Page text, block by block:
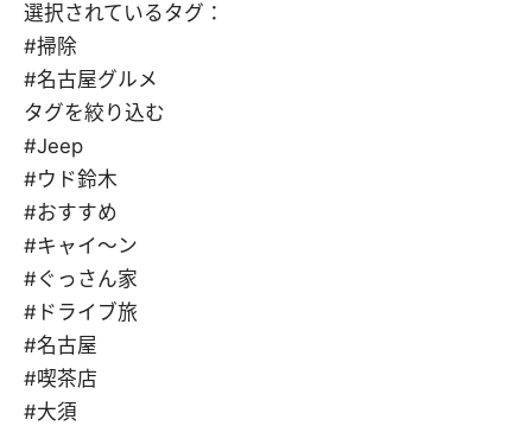
選択されているタグ：
#掃除
#名古屋グルメ
タグを絞り込む
#Jeep
#ウド鈴木
#おすすめ
#キャイ～ン
#ぐっさん家
#ドライブ旅
#名古屋
#喫茶店
#大須